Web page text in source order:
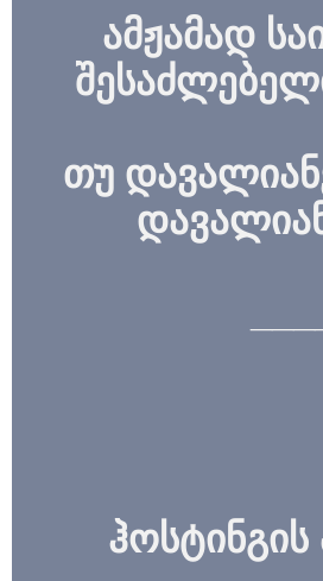
ამჟამად
თუ